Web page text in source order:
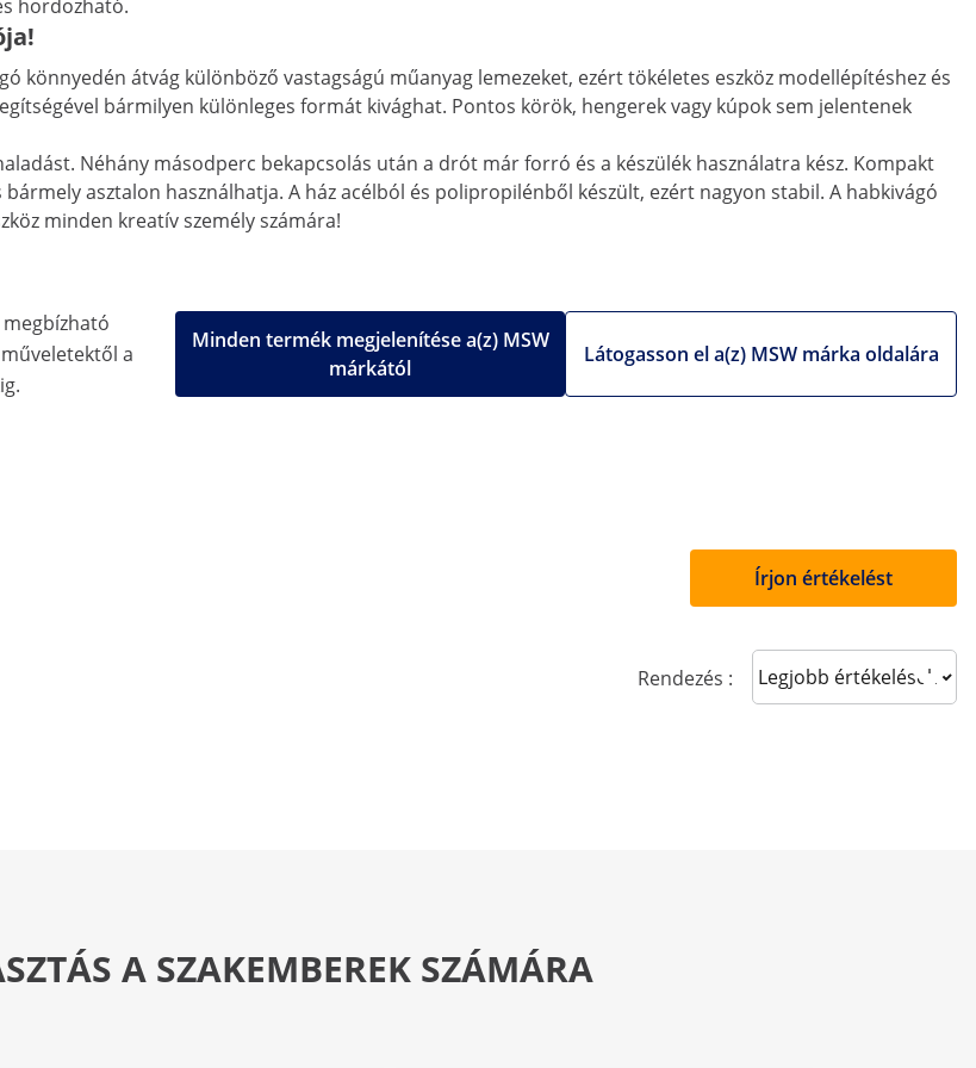
hordozható.
könnyedén átvág különböző vastagságú műanyag lemezeket, ezért tökéletes eszköz modellépítéshez és
bármilyen különleges formát kivághat. Pontos körök, hengerek vagy kúpok sem jelentenek
Néhány másodperc bekapcsolás után a drót már forró és a készülék használatra kész. Kompakt
asztalon használhatja. A ház acélból és polipropilénből készült, ezért nagyon stabil. A habkivágó
minden kreatív személy számára!
a
Látogasson el a(z) MSW márka oldalára
Minden termék megjelenítése a(z) MSW
márkától
Írjon értékelést
Rendezés : Sort reviews
A SZAKEMBEREK SZÁMÁRA